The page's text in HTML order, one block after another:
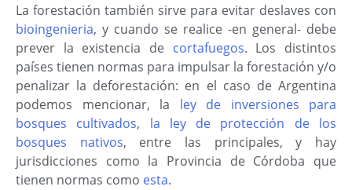
La forestación también sirve para evitar deslaves con
bioingenieria, y cuando se realice -en general- debe
prever la existencia de cortafuegos. Los distintos
países tienen normas para impulsar la forestación y/o
penalizar la deforestación: en el caso de Argentina
podemos mencionar, la ley de inversiones para
bosques cultivados, la ley de protección de los
bosques nativos, entre las principales, y hay
jurisdicciones como la Provincia de Córdoba que
tienen normas como esta.